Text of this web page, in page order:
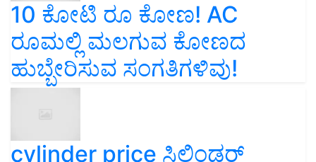
10 ಕೋಟಿ ರೂ ಕೋಣ! AC
ರೂಮಲ್ಲಿ ಮಲಗುವ ಕೋಣದ
ಹುಬ್ಬೇರಿಸುವ ಸಂಗತಿಗಳಿವು!
cylinder price ಸಿಲಿಂಡರ್‌